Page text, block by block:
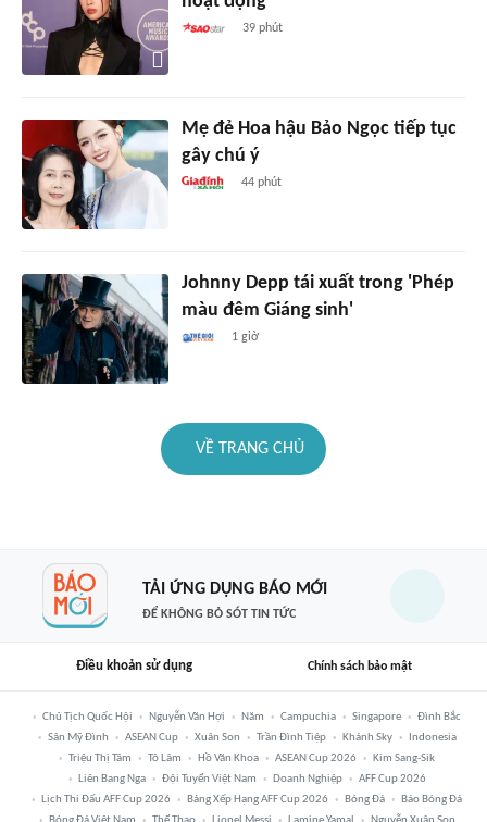
39 phút
Mẹ đẻ Hoa hậu Bảo Ngọc tiếp tục
gây chú ý
44 phút
Johnny Depp tái xuất trong 'Phép
màu đêm Giáng sinh'
1 giờ
VỀ TRANG CHỦ
TẢI ỨNG DỤNG BÁO MỚI
ĐỂ KHÔNG BỎ SÓT TIN TỨC
Điều khoản sử dụng Chính sách bảo mật
Chủ Tịch Quốc Hội Nguyễn Văn Hợi Năm Campuchia Singapore
Đình Bắc
Sân Mỹ Đình
ASEAN Cup Xuân Son Trần Đình Tiệp Khánh Sky
Indonesia
Triệu Thị Tâm
Tô Lâm Hồ Văn Khoa ASEAN Cup 2026
Kim Sang-Sik
Liên Bang Nga
Đội Tuyển Việt Nam Doanh Nghiệp
AFF Cup 2026
Lịch Thi Đấu AFF Cup 2026
Bảng Xếp Hạng AFF Cup 2026 Bóng Đá
Báo Bóng Đá